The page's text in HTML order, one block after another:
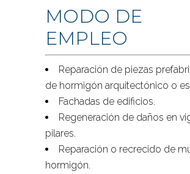
MODO DE
EMPLEO
Reparación de piezas
de hormigón arquitectónico o
Fachadas de edificios.
Regeneración de daños en
pilares.
Reparación o recrecido de
hormigón.